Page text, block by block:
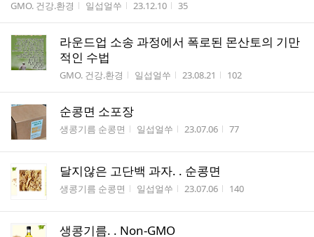
게시판명
GMO. 건강.환경 작성자
일섭얼쑤 작성시간
23.12.10 조회수
35
라운드업 소송 과정에서 폭로된 몬산토의 기만
적인 수법
게시판명
GMO. 건강.환경 작성자
일섭얼쑤 작성시간
23.08.21 조회수
102
순콩면 소포장
게시판명
생콩기름 순콩면 작성자
일섭얼쑤 작성시간
23.07.06 조회수
77
달지않은 고단백 과자. . 순콩면
게시판명
생콩기름 순콩면 작성자
일섭얼쑤 작성시간
23.07.06 조회수
140
생콩기름. . Non-GMO